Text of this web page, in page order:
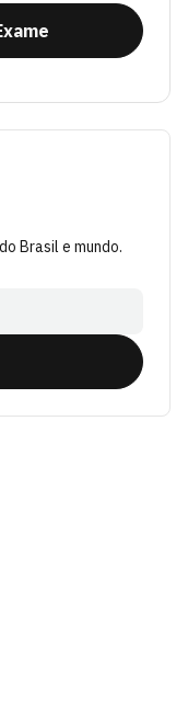
Brasil e mundo.